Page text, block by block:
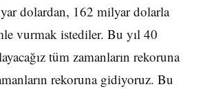
dolardan, 162 milyar dolarla
vurmak istediler. Bu yıl 40
tüm zamanların rekoruna
rekoruna gidiyoruz. Bu